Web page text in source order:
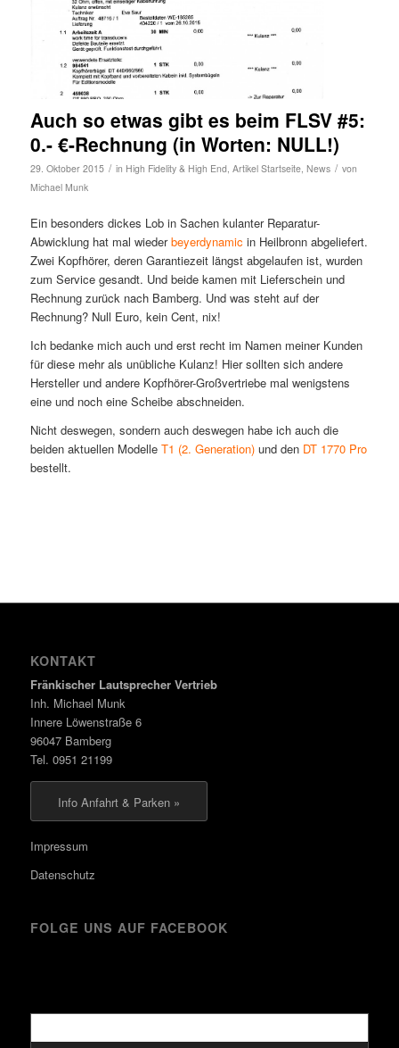
Auch so etwas gibt es beim FLSV #5:
0.- €-Rechnung (in Worten: NULL!)
29. Oktober 2015 / in High Fidelity & High End, Artikel Startseite, News / von
Michael Munk
Ein besonders dickes Lob in Sachen kulanter Reparatur-
Abwicklung hat mal wiederbeyerdynamic in Heilbronn abgeliefert.
Zwei Kopfhörer, deren Garantiezeit längst abgelaufen ist, wurden
zum Service gesandt. Und beide kamen mit Lieferschein und
Rechnung zurück nach Bamberg. Und was steht auf der
Rechnung? Null Euro, kein Cent, nix!
Ich bedanke mich auch und erst recht im Namen meiner Kunden
für diese mehr als unübliche Kulanz! Hier sollten sich andere
Hersteller und andere Kopfhörer-Großvertriebe mal wenigstens
eine und noch eine Scheibe abschneiden.
Nicht deswegen, sondern auch deswegen habe ich auch die
beiden aktuellen Modelle T1 (2. Generation)und den DT 1770 Pro
bestellt.
KONTAKT
Fränkischer Lautsprecher Vertrieb
Inh. Michael Munk
Innere Löwenstraße 6
96047 Bamberg
Tel. 0951 21199
Info Anfahrt & Parken »
Impressum
Datenschutz
FOLGE UNS AUF FACEBOOK